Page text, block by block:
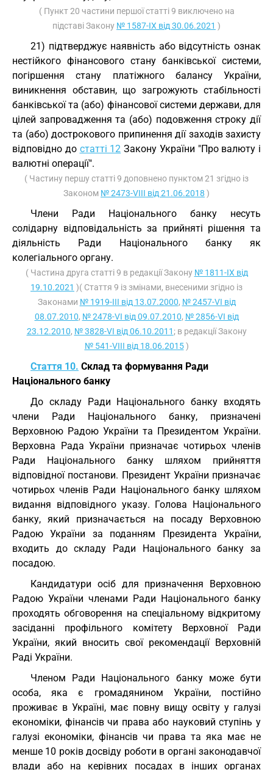
( Пункт 20 частини першої статті 9 виключено на
підставі Закону № 1587-IX від 30.06.2021 )
21) підтверджує наявність або відсутність ознак
нестійкого фінансового стану банківської системи,
погіршення стану платіжного балансу України,
виникнення обставин, що загрожують стабільності
банківської та (або) фінансової системи держави, для
цілей запровадження та (або) подовження строку дії
та (або) дострокового припинення дії заходів захисту
відповідно до статті 12 Закону України "Про валюту і
валютні операції".
( Частину першу статті 9 доповнено пунктом 21 згідно із
Законом № 2473-VIII від 21.06.2018 )
Члени Ради Національного банку несуть
солідарну відповідальність за прийняті рішення та
діяльність Ради Національного банку як
колегіального органу.
( Частина друга статті 9 в редакції Закону № 1811-IX від
19.10.2021 )( Стаття 9 із змінами, внесеними згідно із
Законами № 1919-III від 13.07.2000, № 2457-VI від
08.07.2010, № 2478-VI від 09.07.2010, № 2856-VI від
23.12.2010, № 3828-VI від 06.10.2011 ; в редакції Закону
№ 541-VIII від 18.06.2015)
Стаття 10. Склад та формування Ради
Національного банку
До складу Ради Національного банку входять
члени Ради Національного банку, призначені
Верховною Радою України та Президентом України.
Верховна Рада України призначає чотирьох членів
Ради Національного банку шляхом прийняття
відповідної постанови. Президент України призначає
чотирьох членів Ради Національного банку шляхом
видання відповідного указу. Голова Національного
банку, який призначається на посаду Верховною
Радою України за поданням Президента України,
входить до складу Ради Національного банку за
посадою.
Кандидатури осіб для призначення Верховною
Радою України членами Ради Національного банку
проходять обговорення на спеціальному відкритому
засіданні профільного комітету Верховної Ради
України, який вносить свої рекомендації Верховній
Раді України.
Членом Ради Національного банку може бути
особа, яка є громадянином України, постійно
проживає в Україні, має повну вищу освіту у галузі
економіки, фінансів чи права або науковий ступінь у
галузі економіки, фінансів чи права та яка має не
менше 10 років досвіду роботи в органі законодавчої
влади або на керівних посадах в інших органах